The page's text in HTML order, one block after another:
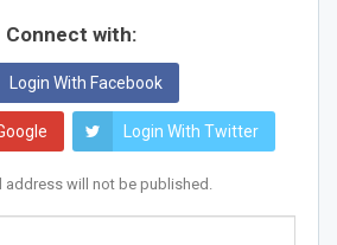
Connect with:
Login With Facebook
Login With Twitter
address will not be published.